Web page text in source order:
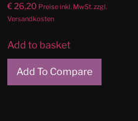
€26,20 Preise inkl. MwSt. zzgl.
Versandkosten
Add to basket
Add To Compare